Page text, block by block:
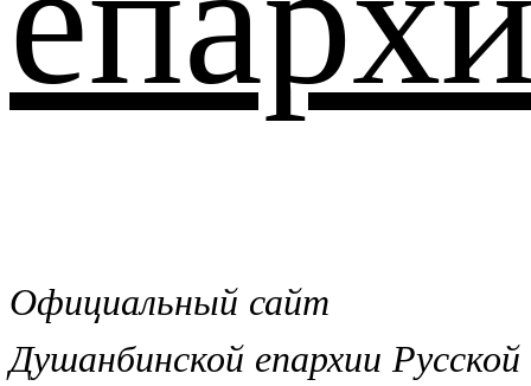
Официальный сайт
Душанбинской епархии Русской